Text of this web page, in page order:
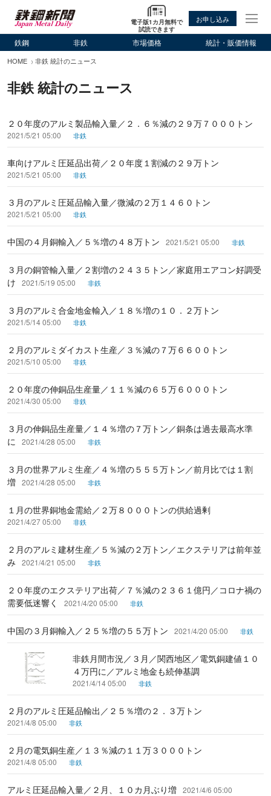
電子版1カ月無料で
試読できます
お申し込み
鉄鋼 非鉄 市場価格 統計・販価情報
HOME 非鉄 統計のニュース
非鉄 統計のニュース
２０年度のアルミ製品輸入量／２．６％減の２９万７０００トン
2021/5/21 05:00 非鉄
車向けアルミ圧延品出荷／２０年度１割減の２９万トン
2021/5/21 05:00 非鉄
３月のアルミ圧延品輸入量／微減の２万１４６０トン
2021/5/21 05:00 非鉄
中国の４月銅輸入／５％増の４８万トン 2021/5/21 05:00 非鉄
３月の銅管輸入量／２割増の２４３５トン／家庭用エアコン好調受
け
2021/5/19 05:00 非鉄
３月のアルミ合金地金輸入／１８％増の１０．２万トン
2021/5/14 05:00 非鉄
２月のアルミダイカスト生産／３％減の７万６６００トン
2021/5/10 05:00 非鉄
２０年度の伸銅品生産量／１１％減の６５万６０００トン
2021/4/30 05:00 非鉄
３月の伸銅品生産量／１４％増の７万トン／銅条は過去最高水準
に
2021/4/28 05:00 非鉄
３月の世界アルミ生産／４％増の５５５万トン／前月比では１割
増 2021/4/28 05:00 非鉄
１月の世界銅地金需給／２万８０００トンの供給過剰
2021/4/27 05:00 非鉄
２月のアルミ建材生産／５％減の２万トン／エクステリアは前年並
み
2021/4/21 05:00 非鉄
２０年度のエクステリア出荷／７％減の２３６１億円／コロナ禍の
需要低迷響く
2021/4/20 05:00 非鉄
中国の３月銅輸入／２５％増の５５万トン 2021/4/20 05:00 非鉄
非鉄月間市況／３月／関西地区／電気銅建値１０
４万円に／アルミ地金も続伸基調
2021/4/14 05:00 非鉄
２月のアルミ圧延品輸出／２５％増の２．３万トン
2021/4/8 05:00 非鉄
２月の電気銅生産／１３％減の１１万３０００トン
2021/4/8 05:00 非鉄
アルミ圧延品輸入量／２月、１０カ月ぶり増 2021/4/6 05:00